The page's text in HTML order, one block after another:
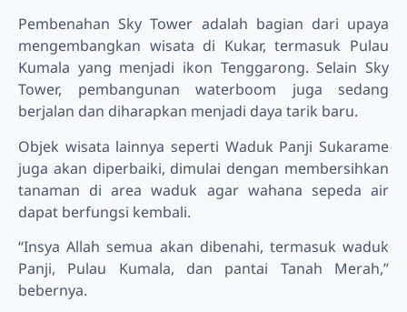
Pembenahan Sky Tower adalah bagian dari upaya
mengembangkan wisata di Kukar, termasuk Pulau
Kumala yang menjadi ikon Tenggarong. Selain Sky
Tower, pembangunan waterboom juga sedang
berjalan dan diharapkan menjadi daya tarik baru.
Objek wisata lainnya seperti Waduk Panji Sukarame
juga akan diperbaiki, dimulai dengan membersihkan
tanaman di area waduk agar wahana sepeda air
dapat berfungsi kembali.
“Insya Allah semua akan dibenahi, termasuk waduk
Panji, Pulau Kumala, dan pantai Tanah Merah,”
bebernya.